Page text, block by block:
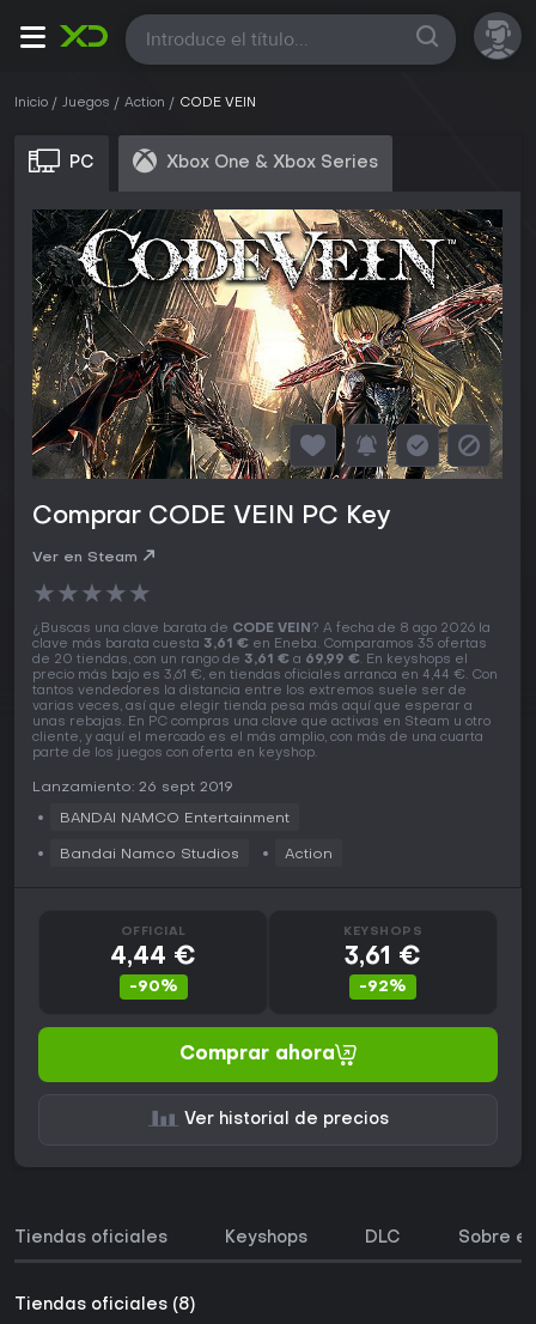
Todas
Inicio Juegos Action CODE VEIN
PC Xbox One & Xbox Series
Comprar CODE VEIN PC Key
Ver en Steam
★★★★★
¿Buscas una clave barata de CODE VEIN? A fecha de 8 ago 2026 la
clave más barata cuesta 3,61 € en Eneba. Comparamos 35 ofertas
de 20 tiendas, con un rango de 3,61 € a 69,99 €. En keyshops el
precio más bajo es 3,61 €, en tiendas oficiales arranca en 4,44 €. Con
tantos vendedores la distancia entre los extremos suele ser de
varias veces, así que elegir tienda pesa más aquí que esperar a
unas rebajas. En PC compras una clave que activas en Steam u otro
cliente, y aquí el mercado es el más amplio, con más de una cuarta
parte de los juegos con oferta en keyshop.
Lanzamiento: 26 sept 2019
BANDAI NAMCO Entertainment
Bandai Namco Studios Action
OFFICIAL
4,44 €
-90%
KEYSHOPS
3,61 €
-92%
Comprar ahora
Ver historial de precios
Tiendas oficiales Keyshops DLC Sobre
Tiendas oficiales (8)